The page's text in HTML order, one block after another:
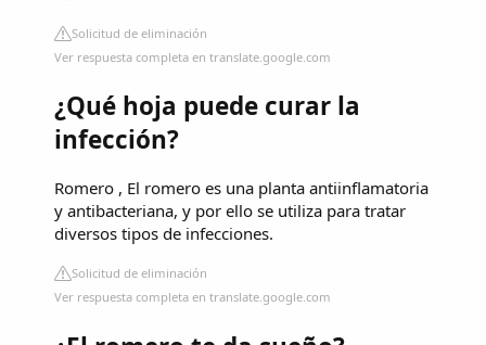
Solicitud de eliminación
Ver respuesta completa en translate.google.com
¿Qué hoja puede curar la
infección?
Romero , El romero es una planta antiinflamatoria
y antibacteriana, y por ello se utiliza para tratar
diversos tipos de infecciones.
Solicitud de eliminación
Ver respuesta completa en translate.google.com